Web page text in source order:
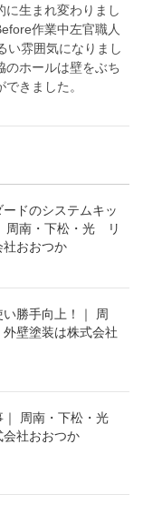
に生まれ変わりまし
作業中左官職人
い雰囲気になりまし
のホールは壁をぶち
きました。
ドのシステムキッ
周南・下松・光 リ
社おおつか
勝手向上！｜ 周
壁塗装は株式会社
周南・下松・光
会社おおつか